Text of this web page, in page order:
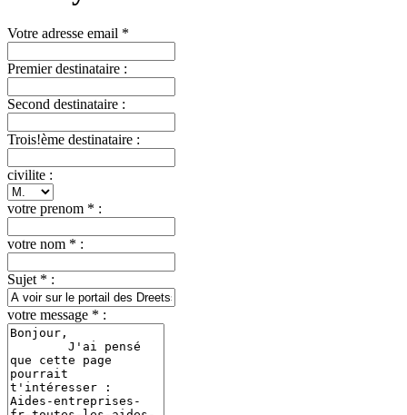
Votre adresse email *
Premier destinataire :
Second destinataire :
Trois!ème destinataire :
civilite :
votre prenom * :
votre nom * :
Sujet * :
votre message * :